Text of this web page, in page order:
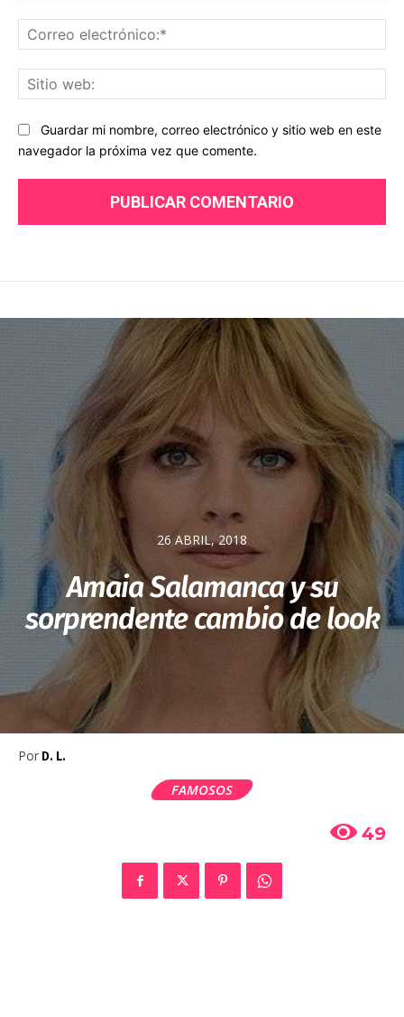
Guardar mi nombre, correo electrónico y sitio web en este
navegador la próxima vez que comente.